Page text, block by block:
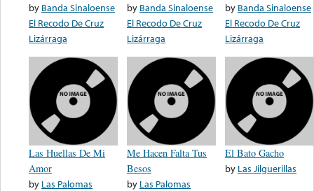
by Banda Sinaloense
El Recodo De Cruz
Lizárraga
by Banda Sinaloense
El Recodo De Cruz
Lizárraga
by Banda Sinaloense
El Recodo De Cruz
Lizárraga
Las Huellas De Mi
Amor
by Las Palomas
Me Hacen Falta Tus
Besos
by Las Palomas
El Bato Gacho
by Las Jilguerillas